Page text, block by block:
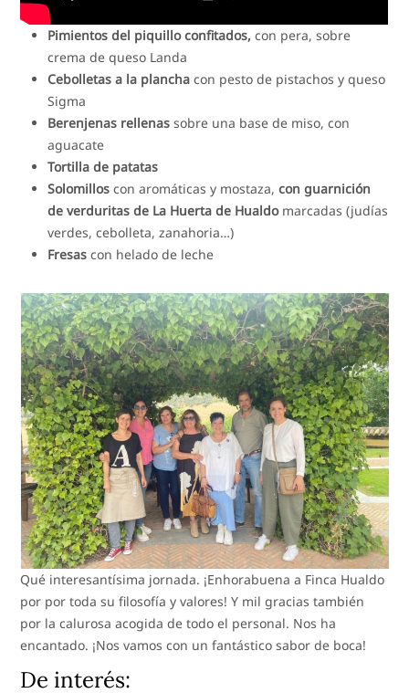
Pimientos del piquillo confitados, con pera, sobre
crema de queso Landa
Cebolletas a la planchacon pesto de pistachos y queso
Sigma
Berenjenas rellenas sobre una base de miso, con
aguacate
Tortilla de patatas
Solomilloscon aromáticas y mostaza,con guarnición
de verduritas de La Huerta de Hualdo marcadas (judías
verdes, cebolleta, zanahoria…)
Fresas con helado de leche
Qué interesantísima jornada. ¡Enhorabuena a Finca Hualdo
por por toda su filosofía y valores! Y mil gracias también
por la calurosa acogida de todo el personal. Nos ha
encantado. ¡Nos vamos con un fantástico sabor de boca!
De interés: